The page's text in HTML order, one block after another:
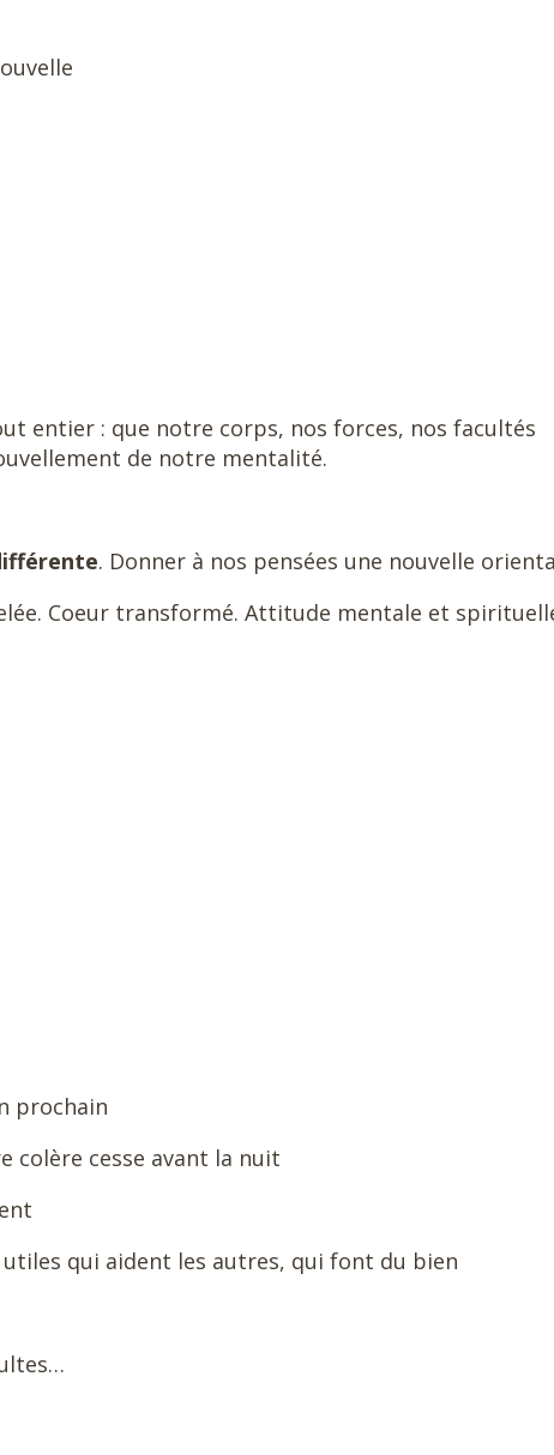
entier : que notre corps, nos forces, nos facultés
de notre mentalité.
. Donner à nos pensées une nouvelle
Coeur transformé. Attitude mentale et
prochain
colère cesse avant la nuit
utiles qui aident les autres, qui font du bien